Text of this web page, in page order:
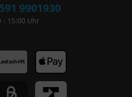
9901930
- 15:00 Uhr